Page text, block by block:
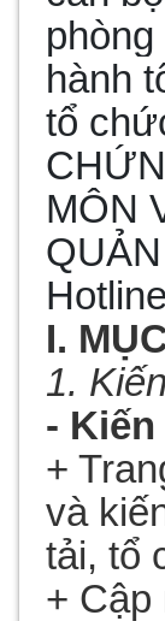
hành
tổ
MÔN
I.
1.
-
+
và
tải, tổ
+ Cập